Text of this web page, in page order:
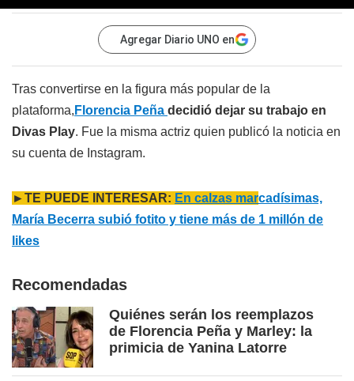
Agregar Diario UNO en
Tras convertirse en la figura más popular de la
plataforma, Florencia Peña decidió dejar su trabajo en
Divas Play. Fue la misma actriz quien publicó la noticia en
su cuenta de Instagram.
►TE PUEDE INTERESAR: En calzas marcadísimas,
María Becerra subió fotito y tiene más de 1 millón de
likes
Recomendadas
Quiénes serán los reemplazos
de Florencia Peña y Marley: la
primicia de Yanina Latorre